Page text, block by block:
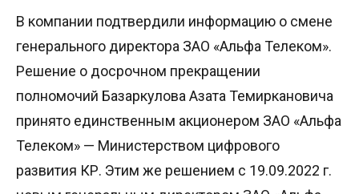
В компании подтвердили информацию о смене
генерального директора ЗАО «Альфа Телеком».
Решение о досрочном прекращении
полномочий Базаркулова Азата Темиркановича
принято единственным акционером ЗАО «Альфа
Телеком» — Министерством цифрового
развития КР. Этим же решением с 19.09.2022 г.